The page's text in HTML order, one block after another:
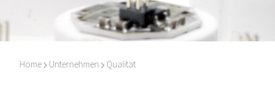
Home I Unternehmen I Qualität